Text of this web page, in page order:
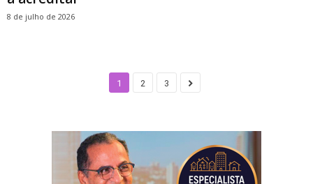
8 de julho de 2026
1 2 3